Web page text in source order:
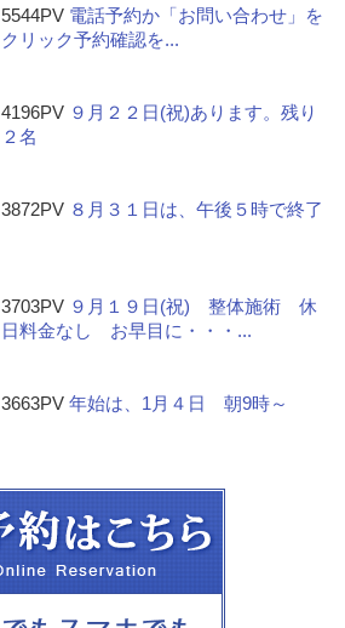
5544PV 電話予約か「お問い合わせ」を
クリック予約確認を...
4196PV ９月２２日(祝)あります。残り
２名
3872PV ８月３１日は、午後５時で終了
3703PV ９月１９日(祝) 整体施術 休
日料金なし お早目に・・・...
3663PV年始は、1月４日 朝9時～